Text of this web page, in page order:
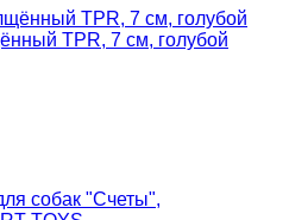
TPR, 7 см, голубой